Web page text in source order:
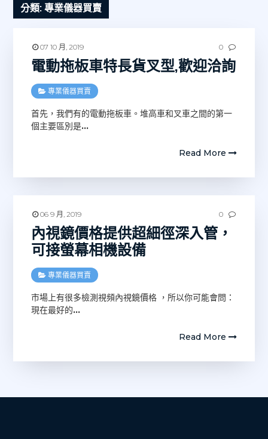
分類:專業儀器買賣
07 10 月, 2019 0
電動拖板車特長貨叉型,歡迎洽詢
專業儀器買賣
首先，我們有的電動拖板車。堆高車和叉車之間的第一
個主要區別是…
Read More
06 9 月, 2019 0
內視鏡價格提供超細徑深入管，
可接螢幕相機設備
專業儀器買賣
市場上有很多檢測視頻內視鏡價格 ，所以你可能會問：
現在最好的…
Read More